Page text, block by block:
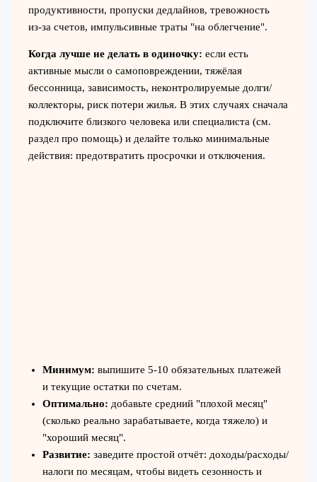
продуктивности, пропуски дедлайнов, тревожность
из‑за счетов, импульсивные траты "на облегчение".
Когда лучше не делать в одиночку: если есть
активные мысли о самоповреждении, тяжёлая
бессонница, зависимость, неконтролируемые долги/
коллекторы, риск потери жилья. В этих случаях сначала
подключите близкого человека или специалиста (см.
раздел про помощь) и делайте только минимальные
действия: предотвратить просрочки и отключения.
Минимум: выпишите 5-10 обязательных платежей
и текущие остатки по счетам.
Оптимально: добавьте средний "плохой месяц"
(сколько реально зарабатываете, когда тяжело) и
"хороший месяц".
Развитие: заведите простой отчёт: доходы/расходы/
налоги по месяцам, чтобы видеть сезонность и